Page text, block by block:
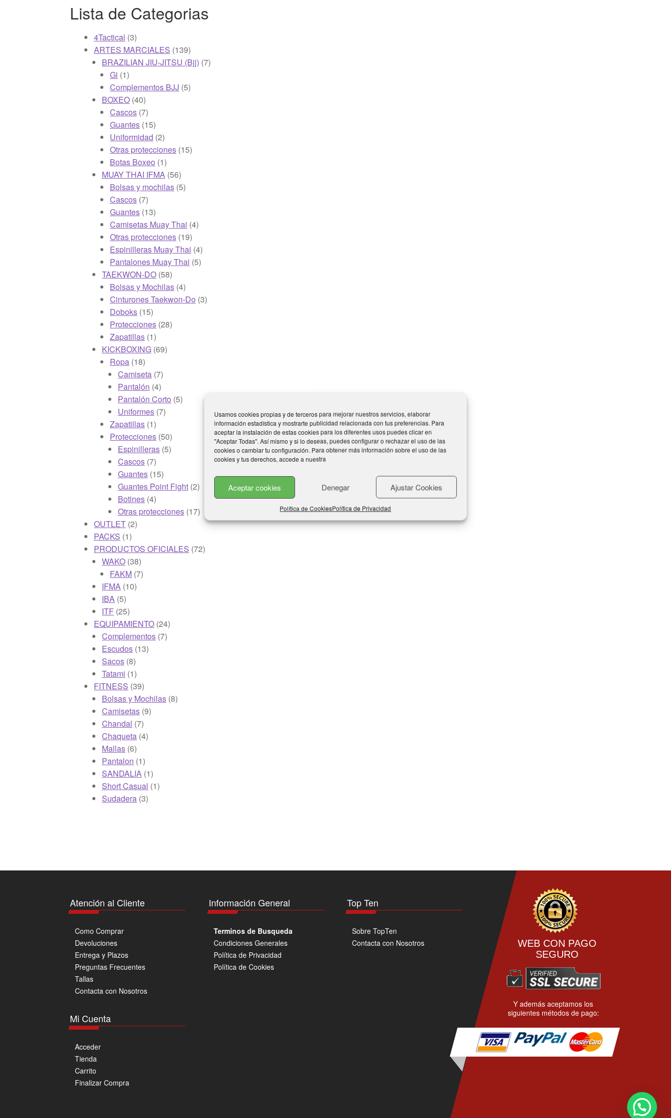
Usamos cookies propias y de terceros para mejorar nuestros servicios, elaborar
información estadística y mostrarte publicidad relacionada con tus preferencias. Para
aceptar la instalación de estas cookies para los diferentes usos puedes clicar en
"Aceptar Todas". Así mismo y si lo deseas, puedes configurar o rechazar el uso de las
cookies o cambiar tu configuración. Para obtener más información sobre el uso de las
cookies y tus derechos, accede a nuestra
Aceptar cookies Denegar Ajustar Cookies
Política de CookiesPolítica de Privacidad
Lista de Categorias
4Tactical 33
productos
ARTES MARCIALES 139139
productos
BRAZILIAN JIU-JITSU (Bjj) 77
Gi 11
producto
Complementos BJJ 55
BOXEO 4040
productos
Cascos 77
productos
Guantes 1515
productos
Uniformidad 22
productos
Otras protecciones 1515
Botas Boxeo 11
producto
MUAY THAI IFMA 5656
productos
Bolsas y mochilas 55
Cascos 77
productos
Guantes 1313
productos
Camisetas Muay Thai 44
Otras protecciones 1919
productos
Espinilleras Muay Thai 44
productos
Pantalones Muay Thai 55
TAEKWON-DO 5858
productos
Bolsas y Mochilas 44
productos
Cinturones Taekwon-Do 33
Doboks 1515
productos
Protecciones 2828
Zapatillas 11
producto
KICKBOXING 6969
Ropa 1818
productos
Camiseta 77
productos
Pantalón 44
productos
Pantalón Corto 55
productos
Uniformes 77
Zapatillas 11
producto
Protecciones 5050
productos
Espinilleras 55
Cascos 77
productos
Guantes 1515
productos
Guantes Point Fight 22
productos
Botines 44
productos
Otras protecciones 1717
productos
OUTLET 22
PACKS 11
producto
PRODUCTOS OFICIALES 7272
WAKO 3838
productos
FAKM 77
IFMA 1010
IBA 55
productos
ITF 2525
productos
EQUIPAMIENTO 2424
Complementos 77
Escudos 1313
Sacos 88
productos
Tatami 11
producto
FITNESS 3939
productos
Bolsas y Mochilas 88
Camisetas 99
Chandal 77
productos
Chaqueta 44
Mallas 66
productos
Pantalon 11
producto
SANDALIA 11
producto
Short Casual 11
Sudadera 33
Atención al Cliente
Como Comprar
Devoluciones
Entrega y Plazos
Preguntas Frecuentes
Tallas
Contacta con Nosotros
Mi Cuenta
Acceder
Tienda
Carrito
Finalizar Compra
Información General
Terminos de Busqueda
Condiciones Generales
Política de Privacidad
Política de Cookies
Top Ten
Sobre TopTen
Contacta con Nosotros
WEB CON PAGO
SEGURO
Y además aceptamos los
siguientes métodos de pago: